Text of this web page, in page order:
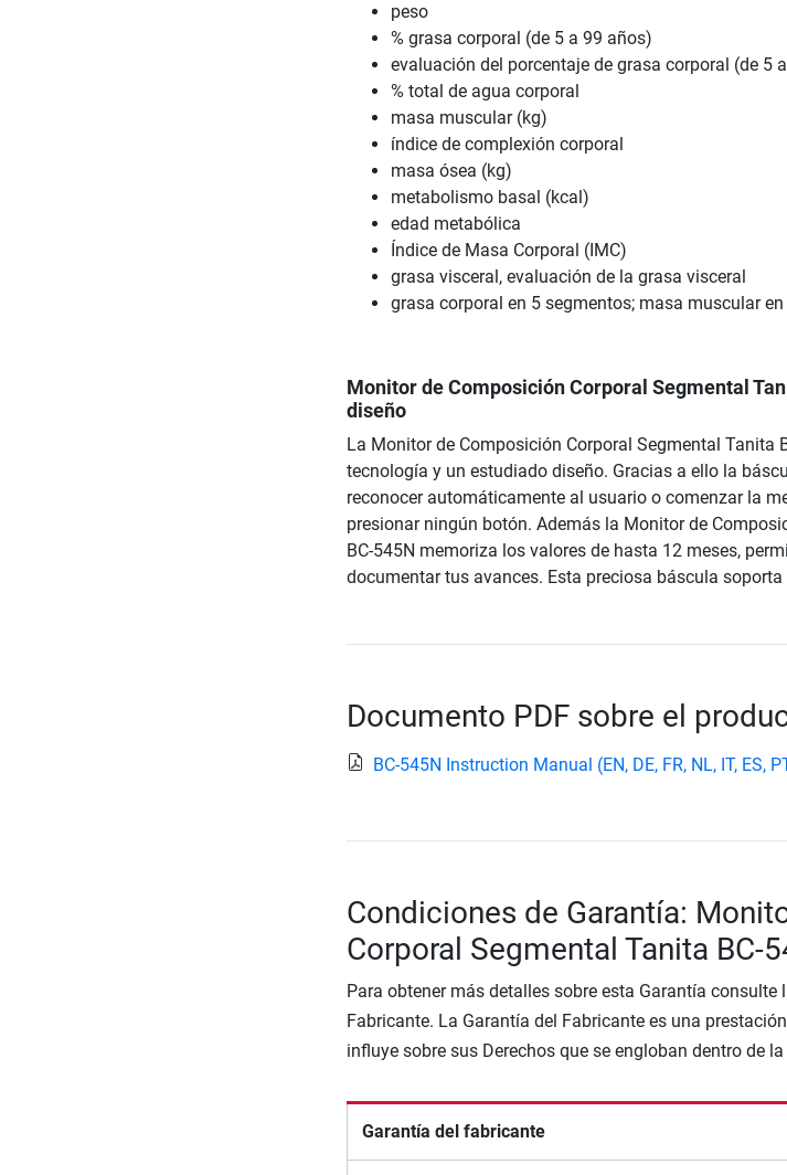
peso
% grasa corporal (de 5 a 99 años)
evaluación del porcentaje de grasa corporal (de 5
% total de agua corporal
masa muscular (kg)
índice de complexión corporal
masa ósea (kg)
metabolismo basal (kcal)
edad metabólica
Índice de Masa Corporal (IMC)
grasa visceral, evaluación de la grasa visceral
grasa corporal en 5 segmentos; masa muscular
Monitor de Composición Corporal Segmental
diseño
La Monitor de Composición Corporal Segmental Tanita
tecnología y un estudiado diseño. Gracias a ello la
reconocer automáticamente al usuario o comenzar la
presionar ningún botón. Además la Monitor de
BC-545N memoriza los valores de hasta 12 meses,
documentar tus avances. Esta preciosa báscula
Documento PDF sobre el
BC-545N Instruction Manual (EN, DE, FR, NL, IT, ES,
Condiciones de Garantía:
Corporal Segmental Tanita BC-
Para obtener más detalles sobre esta Garantía consulte
Fabricante. La Garantía del Fabricante es una
influye sobre sus Derechos que se engloban dentro de
Garantía del fabricante